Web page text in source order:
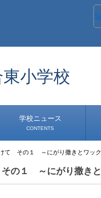
小学校
学校ニュース
CONTENTS
学校から
安心・安全
1年生
2年生
3年生
4年生
5年生
6年生
事務・保健室から
児童会・部活から
研修
小中連携事業
道徳教育推進事業
学校便り 学
学
て その１ ～にがり撒きとワッ
の１ ～にがり撒きと